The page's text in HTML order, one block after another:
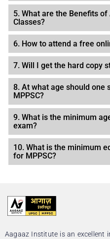
5. What are the Benefits
Classes?
6. How to attend a free
7. Will I get the hard copy
8. At what age should one
MPPSC?
9. What is the minimum
exam?
10. What is the minimum
for MPPSC?
Aagaaz Institute is an excellent